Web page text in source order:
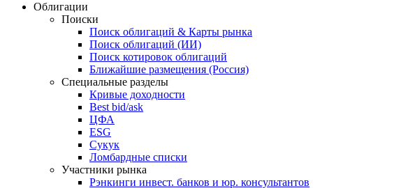
Облигации
Поиски
Поиск облигаций & Карты рынка
Поиск облигаций (ИИ)
Поиск котировок облигаций
Ближайшие размещения (Россия)
Специальные разделы
Кривые доходности
Best bid/ask
ЦФА
ESG
Сукук
Ломбардные списки
Участники рынка
Рэнкинги инвест. банков и юр. консультантов